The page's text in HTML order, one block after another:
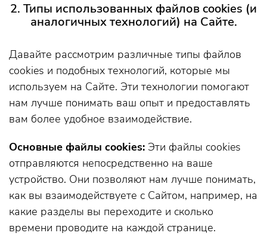
2. Типы использованных файлов cookies (и
аналогичных технологий) на Сайте.
Давайте рассмотрим различные типы файлов
cookies и подобных технологий, которые мы
используем на Сайте. Эти технологии помогают
нам лучше понимать ваш опыт и предоставлять
вам более удобное взаимодействие.
Основные файлы cookies: Эти файлы cookies
отправляются непосредственно на ваше
устройство. Они позволяют нам лучше понимать,
как вы взаимодействуете с Сайтом, например, на
какие разделы вы переходите и сколько
времени проводите на каждой странице.